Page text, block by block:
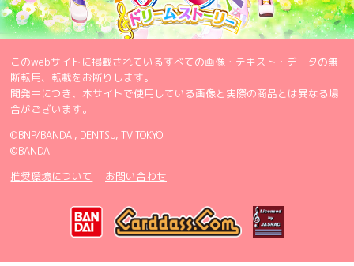
このwebサイトに掲載されているすべての画像・テキスト・データの無
断転用、転載をお断りします。
開発中につき、本サイトで使用している画像と実際の商品とは異なる場
合がございます。
©BNP/BANDAI, DENTSU, TV TOKYO
©BANDAI
推奨環境について
お問い合わせ